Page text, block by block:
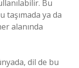
Bu
taşımada ya da
alanında
dil de bu